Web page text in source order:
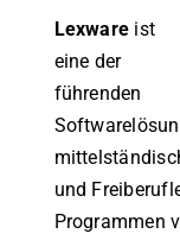
Lexware ist
eine der
führenden
und
Programmen